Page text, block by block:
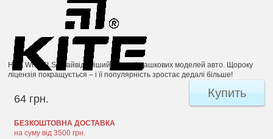
HOT WHEELS - найвідоміший бренд іграшкових моделей авто. Щороку
ліцензія покращується – і її популярність зростає дедалі більше!
64 грн. Купить
БЕЗКОШТОВНА ДОСТАВКА
на суму від 3500 грн.